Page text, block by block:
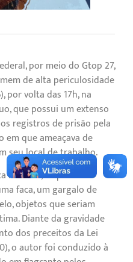
por meio do Gtop 27,
de alta periculosidade
por volta das 17h, na
que possui um extenso
registros de prisão pela
em que ameaçava de
seu local de trabalho.
no local, os policiais
faca, um gargalo de
objetos que seriam
Diante da gravidade
dos preceitos da Lei
o autor foi conduzido à